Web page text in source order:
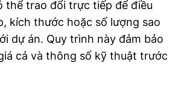
thể trao đổi trực tiếp để điều
kích thước hoặc số lượng sao
dự án. Quy trình này đảm bảo
cả và thông số kỹ thuật trước